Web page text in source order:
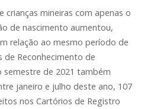
crianças mineiras com apenas o
de nascimento aumentou,
relação ao mesmo período de
de Reconhecimento de
semestre de 2021 também
janeiro e julho deste ano, 107
nos Cartórios de Registro